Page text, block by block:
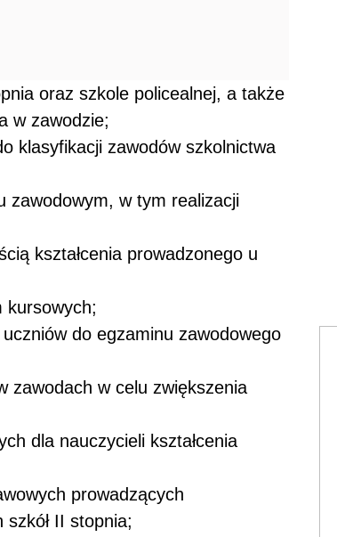
oraz szkole policealnej, a także
w zawodzie;
klasyfikacji zawodów szkolnictwa
zawodowym, w tym realizacji
kształcenia prowadzonego u
kursowych;
do egzaminu zawodowego
zawodach w celu zwiększenia
dla nauczycieli kształcenia
prowadzących
II stopnia;